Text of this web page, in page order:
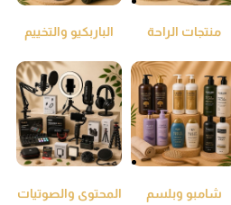
منتجات الراحة
الباربكيو والتخييم
شامبو وبلسم المحتوى والصوتيات